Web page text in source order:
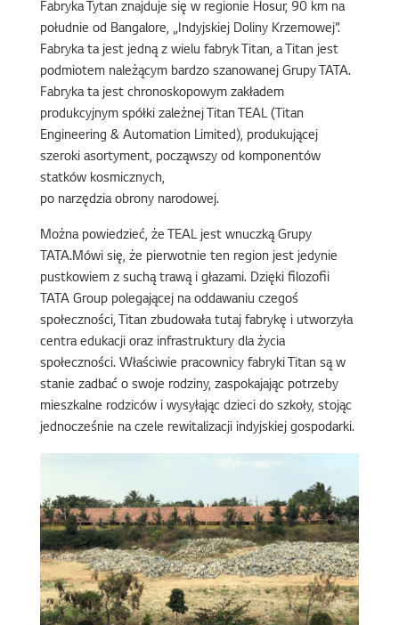
Fabryka Tytan znajduje się w regionie Hosur, 90 km na
południe od Bangalore, „Indyjskiej Doliny Krzemowej”.
Fabryka ta jest jedną z wielu fabryk Titan, a Titan jest
podmiotem należącym bardzo szanowanej Grupy TATA.
Fabryka ta jest chronoskopowym zakładem
produkcyjnym spółki zależnej Titan TEAL (Titan
Engineering & Automation Limited), produkującej
szeroki asortyment, począwszy od komponentów
statków kosmicznych,
po narzędzia obrony narodowej.
Można powiedzieć, że TEAL jest wnuczką Grupy
TATA.Mówi się, że pierwotnie ten region jest jedynie
pustkowiem z suchą trawą i głazami. Dzięki filozofii
TATA Group polegającej na oddawaniu czegoś
społeczności, Titan zbudowała tutaj fabrykę i utworzyła
centra edukacji oraz infrastruktury dla życia
społeczności. Właściwie pracownicy fabryki Titan są w
stanie zadbać o swoje rodziny, zaspokajając potrzeby
mieszkalne rodziców i wysyłając dzieci do szkoły, stojąc
jednocześnie na czele rewitalizacji indyjskiej gospodarki.